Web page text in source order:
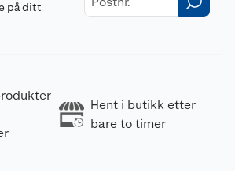
på ditt
Hent i butikk etter
bare to timer